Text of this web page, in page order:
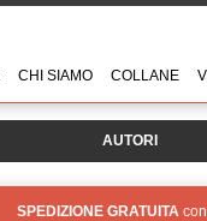
CHI SIAMO COLLANE
AUTORI
SPEDIZIONE GRATUITA